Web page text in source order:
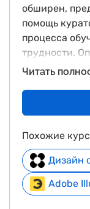
обширен,
помощь
процесса
трудности.
оказалась
полученные
работе.
Читать
Похожие